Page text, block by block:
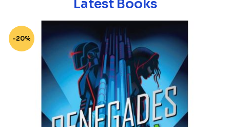
Latest Books
-20%